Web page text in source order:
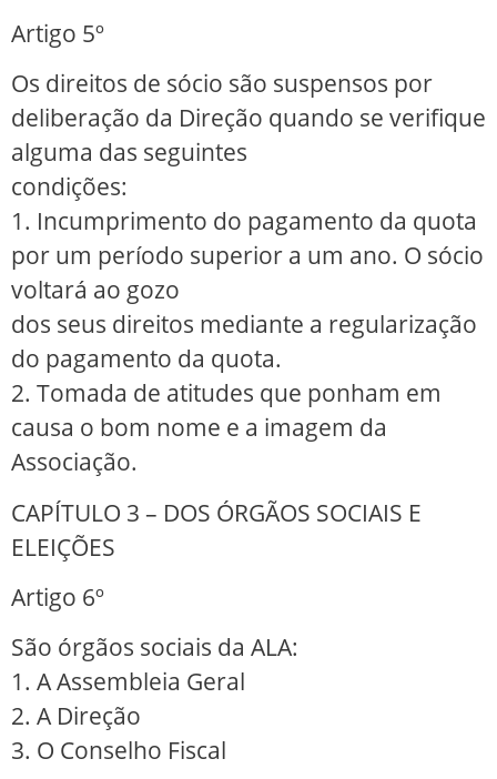
Artigo 5º
Os direitos de sócio são suspensos por
deliberação da Direção quando se verifique
alguma das seguintes
condições:
1. Incumprimento do pagamento da quota
por um período superior a um ano. O sócio
voltará ao gozo
dos seus direitos mediante a regularização
do pagamento da quota.
2. Tomada de atitudes que ponham em
causa o bom nome e a imagem da
Associação.
CAPÍTULO 3 – DOS ÓRGÃOS SOCIAIS E
ELEIÇÕES
Artigo 6º
São órgãos sociais da ALA:
1. A Assembleia Geral
2. A Direção
3. O Conselho Fiscal